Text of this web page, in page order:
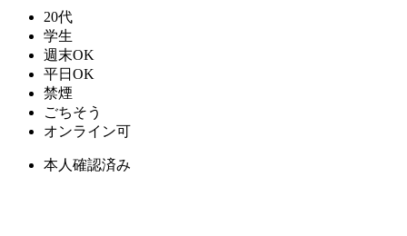
20代
学生
週末OK
平日OK
禁煙
ごちそう
オンライン可
本人確認済み